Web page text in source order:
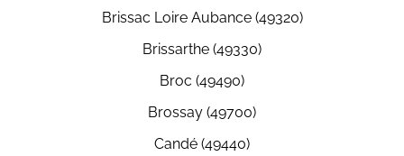
Brissac Loire Aubance (49320)
Brissarthe (49330)
Broc (49490)
Brossay (49700)
Candé (49440)